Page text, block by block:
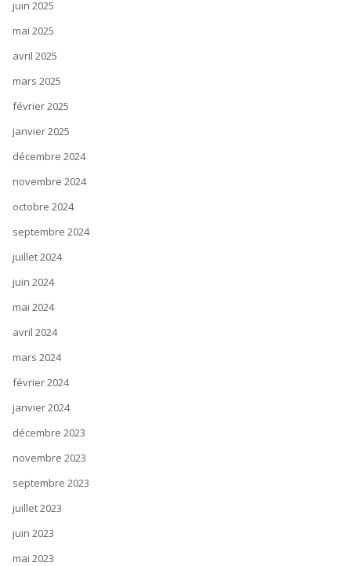
juin 2025
mai 2025
avril 2025
mars 2025
février 2025
janvier 2025
décembre 2024
novembre 2024
octobre 2024
septembre 2024
juillet 2024
juin 2024
mai 2024
avril 2024
mars 2024
février 2024
janvier 2024
décembre 2023
novembre 2023
septembre 2023
juillet 2023
juin 2023
mai 2023